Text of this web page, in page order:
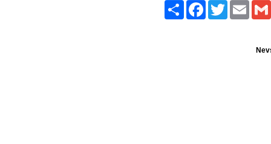
Paylaş FacebookTwitter Email